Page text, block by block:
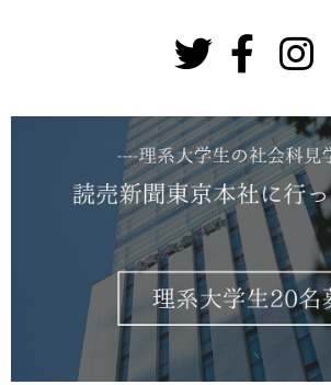
イベント
就活情報
大学生活
コラム・特集
インターンシップ体験談